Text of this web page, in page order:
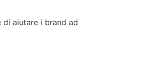
aiutare i brand ad